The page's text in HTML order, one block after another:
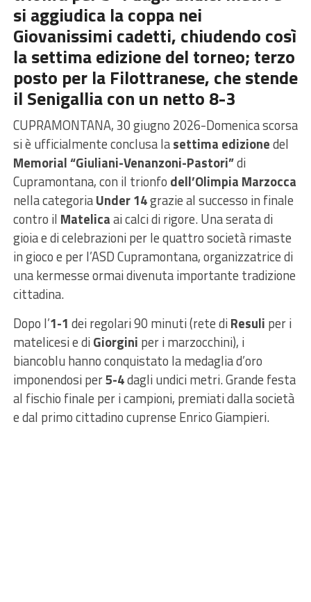
si aggiudica la coppa nei
Giovanissimi cadetti, chiudendo così
la settima edizione del torneo; terzo
posto per la Filottranese, che stende
il Senigallia con un netto 8-3
CUPRAMONTANA, 30 giugno 2026-Domenica scorsa
si è ufficialmente conclusa lasettima edizionedel
Memorial “Giuliani-Venanzoni-Pastori”di
Cupramontana, con il trionfo dell’Olimpia Marzocca
nella categoriaUnder 14grazie al successo in finale
contro il Matelicaai calci di rigore. Una serata di
gioia e di celebrazioni per le quattro società rimaste
in gioco e per l’ASD Cupramontana, organizzatrice di
una kermesse ormai divenuta importante tradizione
cittadina.
Dopo l’1-1 dei regolari 90 minuti (rete diResuli per i
matelicesi e diGiorgini per i marzocchini), i
biancoblu hanno conquistato la medaglia d’oro
imponendosi per5-4dagli undici metri. Grande festa
al fischio finale per i campioni, premiati dalla società
e dal primo cittadino cuprense Enrico Giampieri.